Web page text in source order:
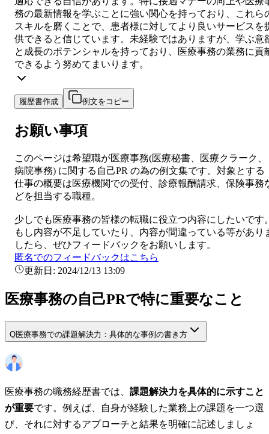
務の最新情報を学ぶことに強い関心を持っており、これら
スキルを磨くことで、患者様に対してより良いサービスを
供できると信じています。未経験ではありますが、学ぶ意
と成長のポテンシャルを持っており、医療事務の業務に貢
できるよう努めてまいります。
履歴書作成 例文をコピー
お願い事項
このページは希望職が医療事務(医療秘書、医療クラーク、
病院事務) に関する 自己PR の為の例文集です。対象とする
仕事の概要は医療機関での受付、診療報酬請求、保険事務
どを担当する職種。
少しでも 医療事務の皆様の転職に役立つ内容にしたいです
もし内容が不足していたり、内容が間違っている等があり
したら、ぜひフィードバックをお願いします。
匿名でのフィードバックはこちら
更新日: 2024/12/13 13:09
医療事務の自己PRで特に重要なこと
Q医療事務での課題解決力：具体的な事例の書き方
医療事務の職務経歴書では、 課題解決力を具体的に示すこと
が重要です。例えば、自身が経験した業務上の課題を一つ選
び、それに対するアプローチと結果を明確に記述しましょ